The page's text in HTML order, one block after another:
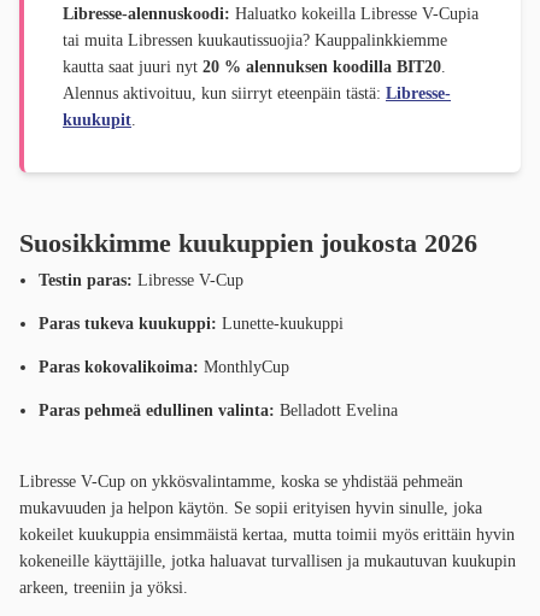
Libresse-alennuskoodi: Haluatko kokeilla Libresse V-Cupia
tai muita Libressen kuukautissuojia? Kauppalinkkiemme
kautta saat juuri nyt 20 % alennuksen koodilla BIT20.
Alennus aktivoituu, kun siirryt eteenpäin tästä: Libresse-
kuukupit.
Suosikkimme kuukuppien joukosta 2026
Testin paras: Libresse V-Cup
Paras tukeva kuukuppi: Lunette-kuukuppi
Paras kokovalikoima: MonthlyCup
Paras pehmeä edullinen valinta: Belladott Evelina
Libresse V-Cup on ykkösvalintamme, koska se yhdistää pehmeän
mukavuuden ja helpon käytön. Se sopii erityisen hyvin sinulle, joka
kokeilet kuukuppia ensimmäistä kertaa, mutta toimii myös erittäin hyvin
kokeneille käyttäjille, jotka haluavat turvallisen ja mukautuvan kuukupin
arkeen, treeniin ja yöksi.